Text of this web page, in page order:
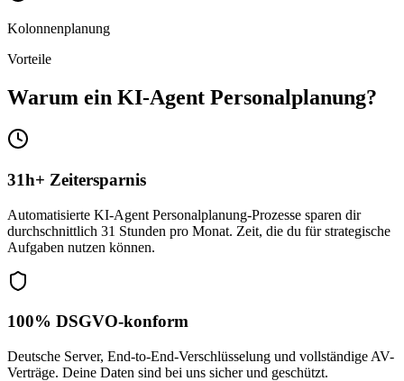
Kolonnenplanung
Vorteile
Warum ein KI-Agent Personalplanung?
31h+ Zeitersparnis
Automatisierte KI-Agent Personalplanung-Prozesse sparen dir
durchschnittlich 31 Stunden pro Monat. Zeit, die du für strategische
Aufgaben nutzen können.
100% DSGVO-konform
Deutsche Server, End-to-End-Verschlüsselung und vollständige AV-
Verträge. Deine Daten sind bei uns sicher und geschützt.